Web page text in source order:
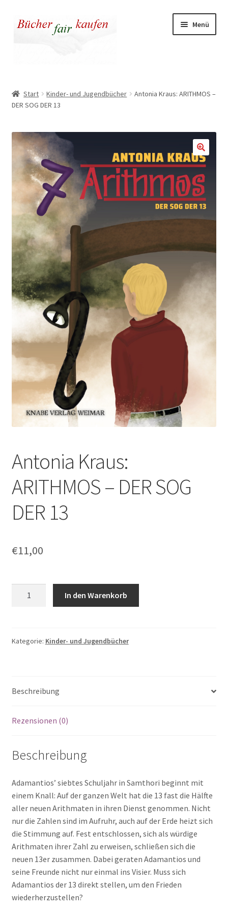
Zur
Navigation
Zum
Inhalt
Menü
Kasse
Warenkorb
Warum fair kaufen
Start Kinder- und Jugendbücher
Antonia Kraus: ARITHMOS –
DER SOG DER 13
Antonia Kraus:
ARITHMOS – DER SOG
DER 13
€11,00
DER
Menge
In den Warenkorb
Kategorie: Kinder- und Jugendbücher
Beschreibung
Rezensionen (0)
Beschreibung
Adamantios’ siebtes Schuljahr in Samthori beginnt mit
einem Knall: Auf der ganzen Welt hat die 13 fast die Hälfte
aller neuen Arithmaten in ihren Dienst genommen. Nicht
nur die Zahlen sind im Aufruhr, auch auf der Erde heizt sich
die Stimmung auf. Fest entschlossen, sich als würdige
Arithmaten ihrer Zahl zu erweisen, schließen sich die
neuen 13er zusammen. Dabei geraten Adamantios und
seine Freunde nicht nur einmal ins Visier. Muss sich
Adamantios der 13 direkt stellen, um den Frieden
wiederherzustellen?